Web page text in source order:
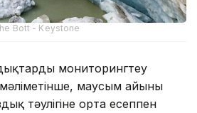
Bott - Keystone
мониторингтеу
маусым айының
тәулігіне орта есеппен